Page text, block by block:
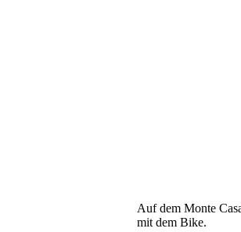
Auf dem Monte
mit dem Bike.